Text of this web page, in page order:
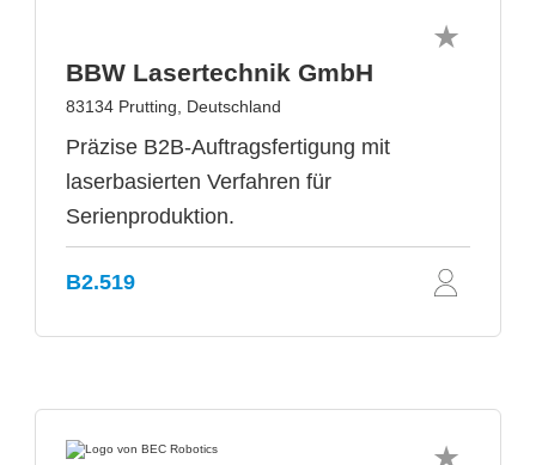
BBW Lasertechnik GmbH
83134 Prutting, Deutschland
Präzise B2B-Auftragsfertigung mit
laserbasierten Verfahren für
Serienproduktion.
B2.519